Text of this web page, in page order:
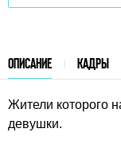
ОПИСАНИЕ КАДРЫ
Жители которого
девушки.